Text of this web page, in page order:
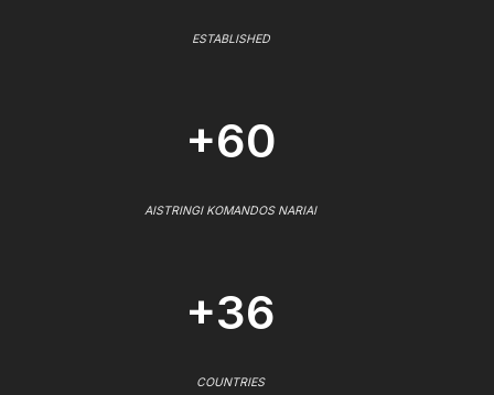
ESTABLISHED
+60
AISTRINGI KOMANDOS NARIAI
+36
COUNTRIES